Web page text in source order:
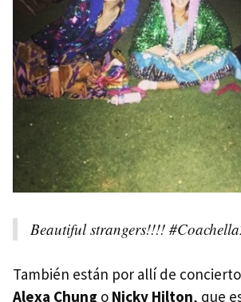
Beautiful strangers!!!!
También están por allí de
Alexa Chung o Nicky Hilton, que